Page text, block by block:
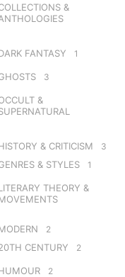
&
FANTASY 1
3
&
& CRITICISM 3
& STYLES 1
THEORY &
2
CENTURY 2
2